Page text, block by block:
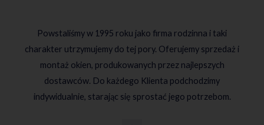
Powstaliśmy w 1995 roku jako firma rodzinna i taki
charakter utrzymujemy do tej pory. Oferujemy sprzedaż i
montaż okien, produkowanych przez najlepszych
dostawców. Do każdego Klienta podchodzimy
indywidualnie, starając się sprostać jego potrzebom.